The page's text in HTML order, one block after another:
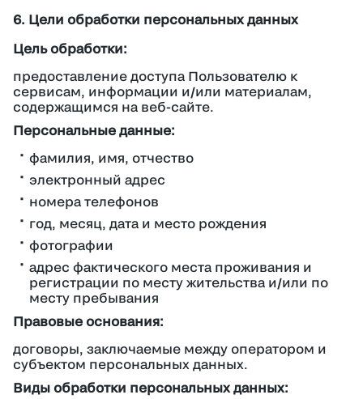
6. Цели обработки персональных данных
Цель обработки:
предоставление доступа Пользователю к
сервисам, информации и/или материалам,
содержащимся на веб-сайте.
Персональные данные:
фамилия, имя, отчество
электронный адрес
номера телефонов
год, месяц, дата и место рождения
фотографии
адрес фактического места проживания и
регистрации по месту жительства и/или по
месту пребывания
Правовые основания:
договоры, заключаемые между оператором и
субъектом персональных данных.
Виды обработки персональных данных: